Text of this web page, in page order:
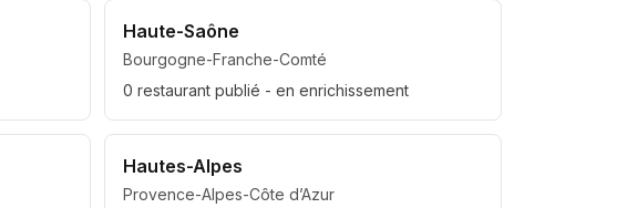
Haute-Saône
Bourgogne-Franche-Comté
0 restaurant publié - en enrichissement
Hautes-Alpes
Provence-Alpes-Côte d’Azur